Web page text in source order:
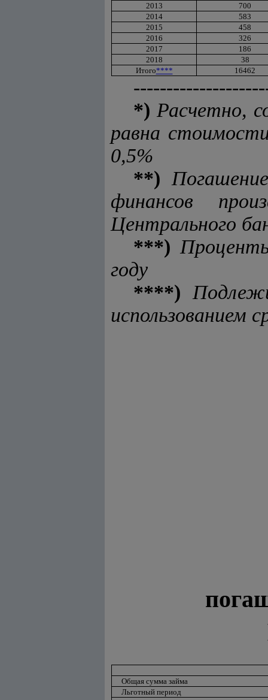
2013
700
2014
583
2015
458
2016
326
2017
186
2018
38
Итого**** 16462
*) Расчетно,
равна
0,5%
**)
финансов
Центрального
***)
году
****)
использованием
Общая сумма займа
Льготный период